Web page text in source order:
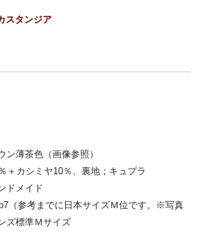
スタンジア
ン薄茶色（画像参照）
＋カシミヤ10％、裏地；キュプラ
ドメイド
（参考までに日本サイズＭ位です。※写真
ズ標準Ｍサイズ